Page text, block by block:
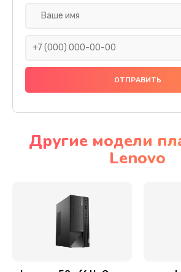
Замена дисплея
Замена тачскрина
Замена разъема
Замена
Другие модели
Lenovo